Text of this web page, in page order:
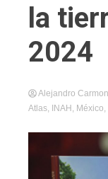
la
2024
Alejandro
Atlas, INAH , México,